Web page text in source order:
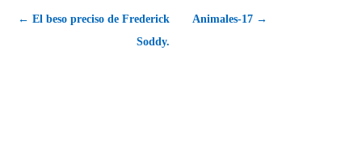
← El beso preciso de Frederick
Soddy.
Animales-17 →